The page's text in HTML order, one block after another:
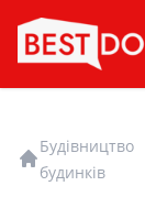
Будівництво
будинків